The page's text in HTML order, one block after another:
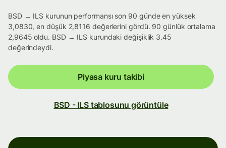
BSD → ILS kurunun performansı son 90 günde en yüksek
3,0830, en düşük 2,8116 değerlerini gördü. 90 günlük ortalama
2,9645 oldu. BSD → ILS kurundaki değişiklik 3.45
değerindeydi.
Piyasa kuru takibi
BSD - ILS tablosunu görüntüle